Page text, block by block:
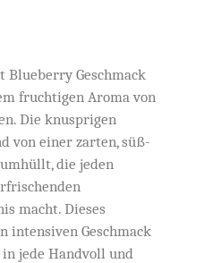
Blueberry Geschmack
fruchtigen Aroma von
Die knusprigen
von einer zarten, süß-
die jeden
macht. Dieses
intensiven Geschmack
jede Handvoll und